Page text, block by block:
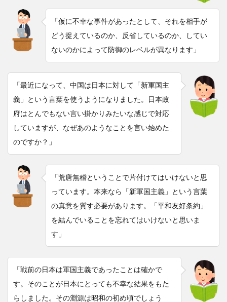
「仮に不幸な事件があったとして、それを相手が
どう捉えているのか、反省しているのか、してい
ないのかによって防御のレベルが異なります」
「最近になって、中国は日本に対して「新軍国主
義」という言葉を使うようになりました。日本政
府はとんでもない言い掛かりみたいな感じで対応
していますが、なぜあのようなことを言い始めた
のですか？」
「荒唐無稽ということで片付けてはいけないと思
っています。本来なら「新軍国主義」という言葉
の真意を質す必要があります。「平和友好条約」
を結んでいることを忘れてはいけないと思いま
す」
「戦前の日本は軍国主義であったことは確かで
す。そのことが日本にとっても不幸な結果をもた
らしました。その淵源は昭和の初め頃でしょう